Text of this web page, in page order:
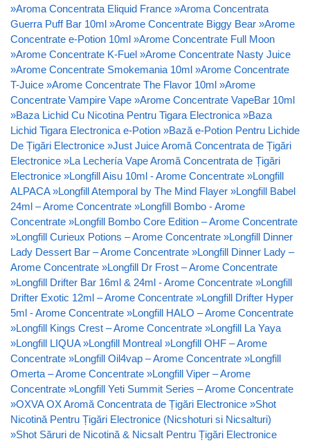
»Aroma Concentrata Eliquid France »Aroma Concentrata
Guerra Puff Bar 10ml »Arome Concentrate Biggy Bear »Arome
Concentrate e-Potion 10ml »Arome Concentrate Full Moon
»Arome Concentrate K-Fuel »Arome Concentrate Nasty Juice
»Arome Concentrate Smokemania 10ml »Arome Concentrate
T-Juice »Arome Concentrate The Flavor 10ml »Arome
Concentrate Vampire Vape »Arome Concentrate VapeBar 10ml
»Baza Lichid Cu Nicotina Pentru Tigara Electronica »Baza
Lichid Tigara Electronica e-Potion »Bază e-Potion Pentru Lichide
De Țigări Electronice »Just Juice Aromă Concentrata de Țigări
Electronice »La Lechería Vape Aromă Concentrata de Țigări
Electronice »Longfill Aisu 10ml - Arome Concentrate »Longfill
ALPACA »Longfill Atemporal by The Mind Flayer »Longfill Babel
24ml – Arome Concentrate »Longfill Bombo - Arome
Concentrate »Longfill Bombo Core Edition – Arome Concentrate
»Longfill Curieux Potions – Arome Concentrate »Longfill Dinner
Lady Dessert Bar – Arome Concentrate »Longfill Dinner Lady –
Arome Concentrate »Longfill Dr Frost – Arome Concentrate
»Longfill Drifter Bar 16ml & 24ml - Arome Concentrate »Longfill
Drifter Exotic 12ml – Arome Concentrate »Longfill Drifter Hyper
5ml - Arome Concentrate »Longfill HALO – Arome Concentrate
»Longfill Kings Crest – Arome Concentrate »Longfill La Yaya
»Longfill LIQUA »Longfill Montreal »Longfill OHF – Arome
Concentrate »Longfill Oil4vap – Arome Concentrate »Longfill
Omerta – Arome Concentrate »Longfill Viper – Arome
Concentrate »Longfill Yeti Summit Series – Arome Concentrate
»OXVA OX Aromă Concentrata de Țigări Electronice »Shot
Nicotină Pentru Țigări Electronice (Nicshoturi si Nicsalturi)
»Shot Săruri de Nicotină & Nicsalt Pentru Țigări Electronice